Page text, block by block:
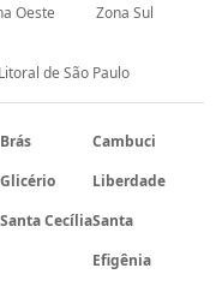
Oeste Zona Sul
Litoral de São Paulo
Brás
Cambuci
Glicério
Liberdade
Santa CecíliaSanta
Efigênia